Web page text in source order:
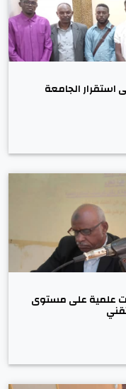
استقرار الجامعة
علمية على مستوى